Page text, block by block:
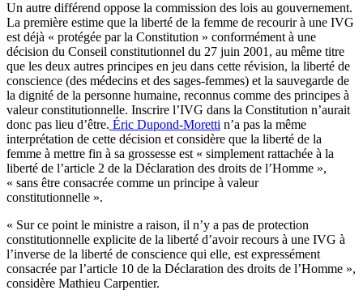
Un autre différend oppose la commission des lois au gouvernement.
La première estime que la liberté de la femme de recourir à une IVG
est déjà « protégée par la Constitution » conformément à une
décision du Conseil constitutionnel du 27 juin 2001, au même titre
que les deux autres principes en jeu dans cette révision, la liberté de
conscience (des médecins et des sages-femmes) et la sauvegarde de
la dignité de la personne humaine, reconnus comme des principes à
valeur constitutionnelle. Inscrire l’IVG dans la Constitution n’aurait
donc pas lieu d’être. Éric Dupond-Moretti n’a pas la même
interprétation de cette décision et considère que la liberté de la
femme à mettre fin à sa grossesse est « simplement rattachée à la
liberté de l’article 2 de la Déclaration des droits de l’Homme »,
« sans être consacrée comme un principe à valeur
constitutionnelle ».
« Sur ce point le ministre a raison, il n’y a pas de protection
constitutionnelle explicite de la liberté d’avoir recours à une IVG à
l’inverse de la liberté de conscience qui elle, est expressément
consacrée par l’article 10 de la Déclaration des droits de l’Homme »,
considère Mathieu Carpentier.